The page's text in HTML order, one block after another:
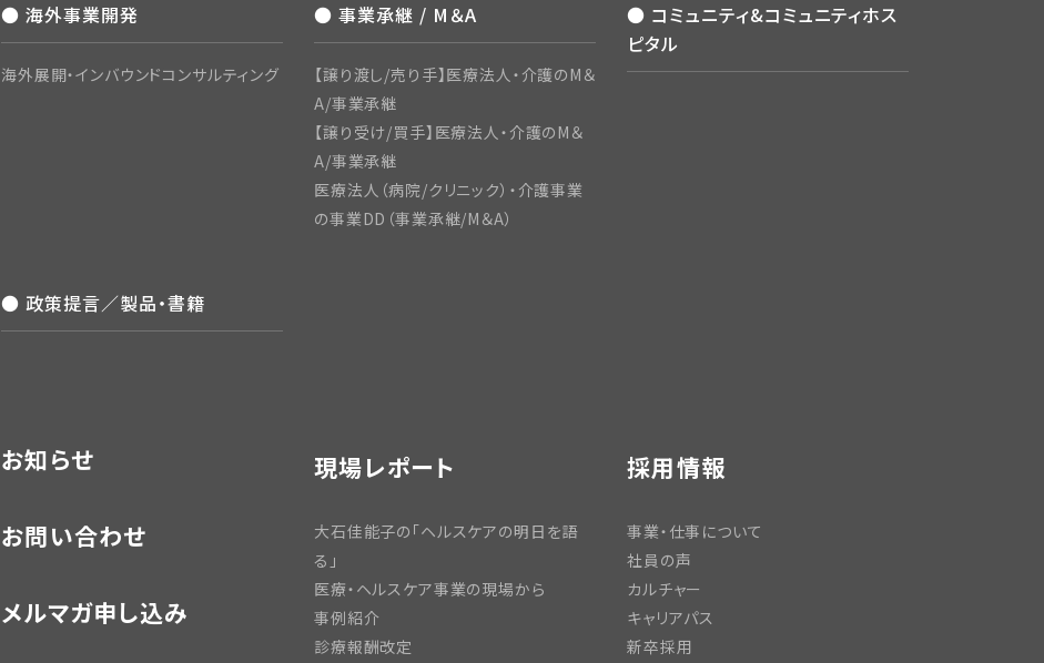
● 海外事業開発
海外展開・インバウンドコンサルティング
● 事業承継 / M＆A
【譲り渡し/売り手】医療法人・介護のM＆
A/事業承継
【譲り受け/買手】医療法人・介護のM＆
A/事業承継
医療法人（病院/クリニック）・介護事業
の事業DD（事業承継/M＆A）
● コミュニティ&コミュニティホス
ピタル
● 政策提言／製品・書籍
お知らせ
お問い合わせ
メルマガ申し込み
現場レポート
大石佳能子の「ヘルスケアの明日を語
る」
医療・ヘルスケア事業の現場から
事例紹介
診療報酬改定
採用情報
事業・仕事について
社員の声
カルチャー
キャリアパス
新卒採用